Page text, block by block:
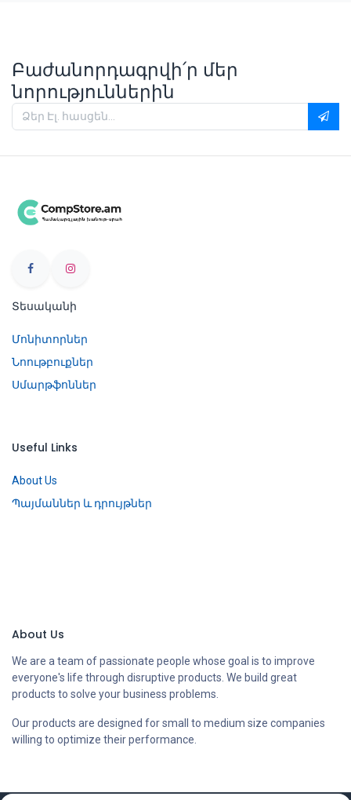
Բաժանորդագրվի՛ր մեր
նորություններին
Տեսականի
Մոնիտորներ
Նոութբուքներ
Սմարթֆոններ
Useful Links
About Us
Պայմաններ և դրույթներ
About Us
We are a team of passionate people whose goal is to improve
everyone's life through disruptive products. We build great
products to solve your business problems.
Our products are designed for small to medium size companies
willing to optimize their performance.